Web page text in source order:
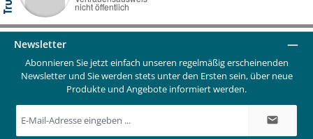
Newsletter
Abonnieren Sie jetzt einfach unseren regelmäßig erscheinenden
Newsletter und Sie werden stets unter den Ersten sein, über neue
Produkte und Angebote informiert werden.
Mail-
Adresse